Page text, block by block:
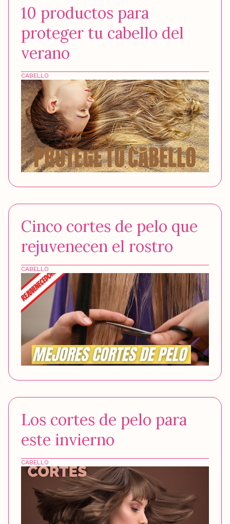
CABELLO
10 productos para
proteger tu cabello del
verano
CABELLO
Cinco cortes de pelo que
rejuvenecen el rostro
CABELLO
Los cortes de pelo para
este invierno